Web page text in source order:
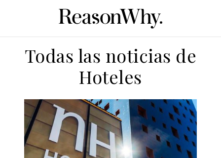
Todas las noticias de
Hoteles